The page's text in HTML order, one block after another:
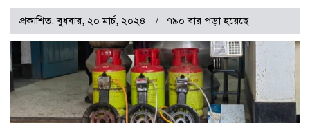
প্রকাশিত: বুধবার, ২০ মার্চ, ২০২৪ ৭৯০ বার পড়া হয়েছে